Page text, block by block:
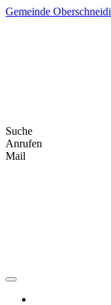
Skip
Gemeinde
Suche
Anrufen
Mail